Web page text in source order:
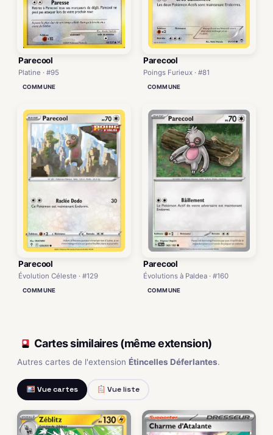
Parecool
Platine · #95
COMMUNE
Parecool
Poings Furieux · #81
COMMUNE
Parecool
Évolution Céleste · #129
COMMUNE
Parecool
Évolutions à Paldea · #160
COMMUNE
Cartes similaires (même extension)
Autres cartes de l'extension Étincelles Déferlantes.
Vue cartes Vue liste